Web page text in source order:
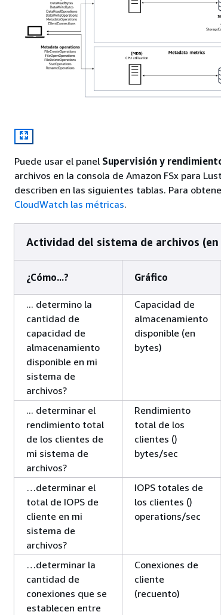
Puede usar el panel Supervisión y
archivos en la consola de Amazon FSx para
describen en las siguientes tablas. Para
CloudWatch las métricas.
Actividad del sistema de archivos (en
¿Cómo...? Gráfico
... determino la
cantidad de
capacidad de
almacenamiento
disponible en mi
sistema de
archivos?
Capacidad de
almacenamiento
disponible (en
bytes)
... determinar el
rendimiento total
de los clientes de
mi sistema de
archivos?
Rendimiento
total de los
clientes ()
bytes/sec
…determinar el
total de IOPS de
cliente en mi
sistema de
archivos?
IOPS totales de
los clientes ()
operations/sec
…determinar la
cantidad de
conexiones que se
establecen entre
Conexiones de
cliente
(recuento)